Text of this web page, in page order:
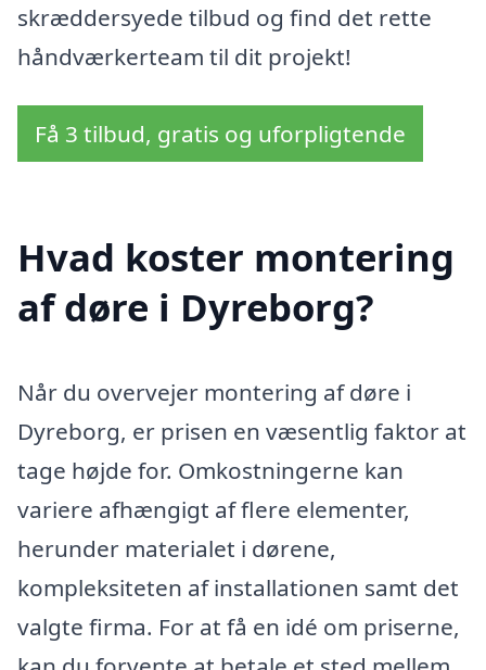
skræddersyede tilbud og find det rette
håndværkerteam til dit projekt!
Få 3 tilbud, gratis og uforpligtende
Hvad koster montering
af døre i Dyreborg?
Når du overvejer montering af døre i
Dyreborg, er prisen en væsentlig faktor at
tage højde for. Omkostningerne kan
variere afhængigt af flere elementer,
herunder materialet i dørene,
kompleksiteten af installationen samt det
valgte firma. For at få en idé om priserne,